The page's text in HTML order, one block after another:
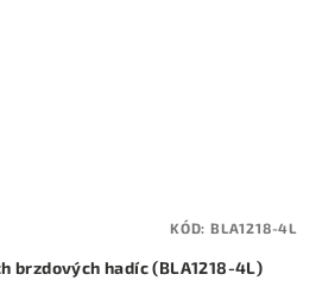
brzdových hadíc (BLA1218-4L)
KÓD: BLA1218-4L